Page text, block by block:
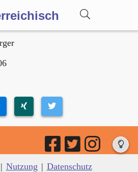
| Nutzung | Datenschutz